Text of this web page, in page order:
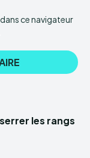
ce navigateur
les rangs